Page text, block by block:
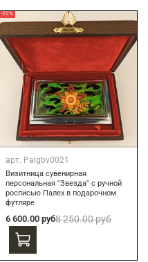
-20%
арт. Palgbv0021
Визитница сувенирная
персональная "Звезда" с ручной
росписью Палех в подарочном
футляре
6 600.00 руб8 250.00 руб